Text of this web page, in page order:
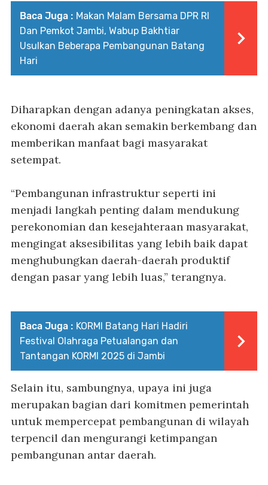
Baca Juga : Makan Malam Bersama DPR RI
Dan Pemkot Jambi, Wabup Bakhtiar
Usulkan Beberapa Pembangunan Batang
Hari
Diharapkan dengan adanya peningkatan akses,
ekonomi daerah akan semakin berkembang dan
memberikan manfaat bagi masyarakat
setempat.
“Pembangunan infrastruktur seperti ini
menjadi langkah penting dalam mendukung
perekonomian dan kesejahteraan masyarakat,
mengingat aksesibilitas yang lebih baik dapat
menghubungkan daerah-daerah produktif
dengan pasar yang lebih luas,” terangnya.
Baca Juga : KORMI Batang Hari Hadiri
Festival Olahraga Petualangan dan
Tantangan KORMI 2025 di Jambi
Selain itu, sambungnya, upaya ini juga
merupakan bagian dari komitmen pemerintah
untuk mempercepat pembangunan di wilayah
terpencil dan mengurangi ketimpangan
pembangunan antar daerah.